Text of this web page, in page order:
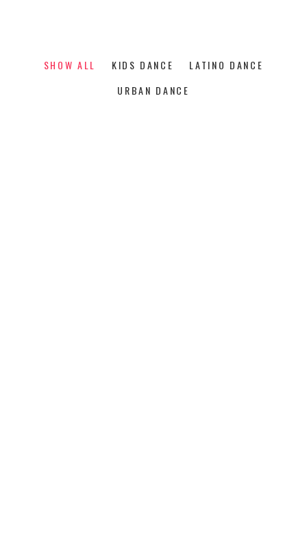
SHOW ALL KIDS DANCE
LATINO DANCE
URBAN DANCE